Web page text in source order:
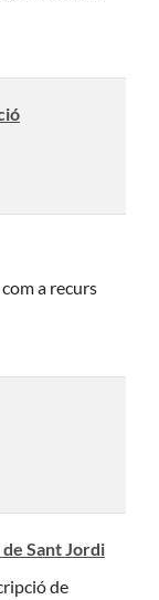
a recurs
Sant Jordi
de